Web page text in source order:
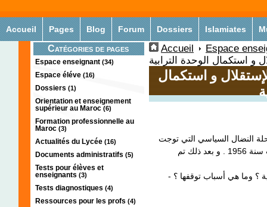
Accueil Pages Blog Forum Dossiers Islamiates
Catégories de pages
Espace enseignant (34)
Espace éléve (16)
Dossiers (1)
Orientation et enseignement
supérieur au Maroc (6)
Formation professionnelle au
Maroc (3)
Actualités du Lycée (16)
Documents administratifs (5)
Tests pour élèves et
enseignants (3)
Tests diagnostiques (4)
Ressources pour les profs (4)
Accueil
Espace
استكمال الوحدة الترابية
و استكمال
النضال السياسي التي توجت
بثورة الملك و الشعب والتي آلت إلى استقلال المغرب سنة 1956 . و بعد ذلك تم
؟ وما هي أسباب توقفها ؟